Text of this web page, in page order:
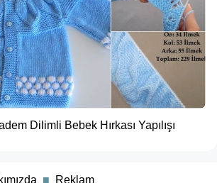
Dilimli Bebek Hırkası Yapılışı
■ Reklam